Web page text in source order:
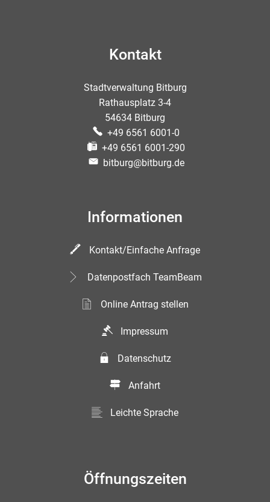
Kontakt
Stadtverwaltung Bitburg
Rathausplatz 3-4
54634 Bitburg
+49 6561 6001-0
+49 6561 6001-290
bitburg@bitburg.de
Informationen
Kontakt/Einfache Anfrage
Datenpostfach TeamBeam
Online Antrag stellen
Impressum
Datenschutz
Anfahrt
Leichte Sprache
Öffnungszeiten